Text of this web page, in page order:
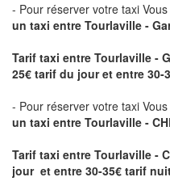
- Pour réserver votre taxi
un taxi entre Tourlaville -
Tarif taxi entre Tourlaville -
25€ tarif du jour et entre 30-
- Pour réserver votre taxi
un taxi entre Tourlaville -
Tarif taxi entre Tourlaville -
jour et entre 30-35€ tarif